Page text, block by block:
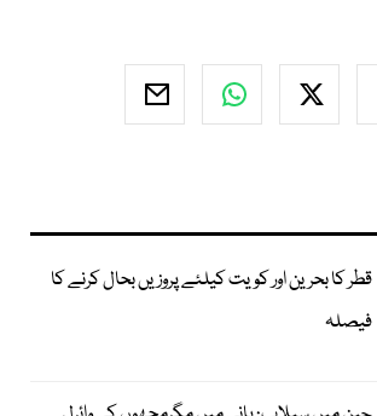
قطر کا بحرین اور کویت کیلئے پروزیں بحال کرنے کا
فیصلہ